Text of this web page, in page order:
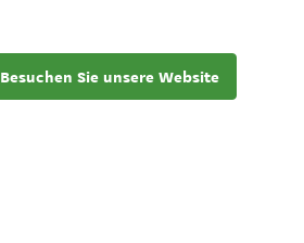
Besuchen Sie unsere Website